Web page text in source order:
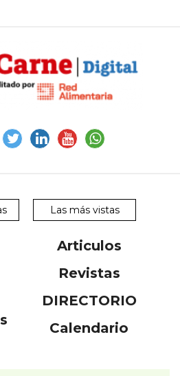
Las más vistas
Articulos
Revistas
DIRECTORIO
Calendario